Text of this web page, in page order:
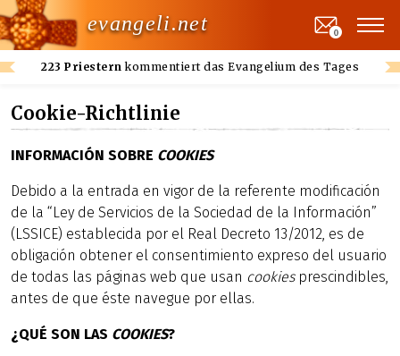
evangeli.net
223 Priestern kommentiert das Evangelium des Tages
0
Cookie-Richtlinie
INFORMACIÓN SOBRE COOKIES
Debido a la entrada en vigor de la referente modificación
de la “Ley de Servicios de la Sociedad de la Información”
(LSSICE) establecida por el Real Decreto 13/2012, es de
obligación obtener el consentimiento expreso del usuario
de todas las páginas web que usan cookies prescindibles,
antes de que éste navegue por ellas.
¿QUÉ SON LAS COOKIES?